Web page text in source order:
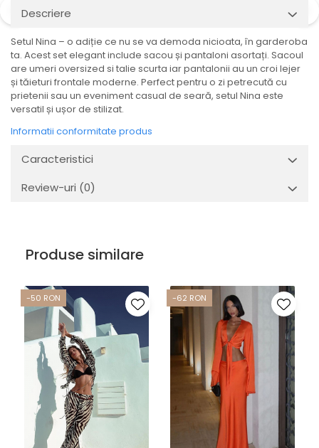
Descriere
Setul Nina – o adiție ce nu se va demoda nicioata, în garderoba
ta. Acest set elegant include sacou și pantaloni asortați. Sacoul
are umeri oversized si talie scurta iar pantalonii au un croi lejer
și tăieturi frontale moderne. Perfect pentru o zi petrecută cu
prietenii sau un eveniment casual de seară, setul Nina este
versatil și ușor de stilizat.
Informatii conformitate produs
Caracteristici
Review-uri (0)
Produse similare
-50 RON -62 RON